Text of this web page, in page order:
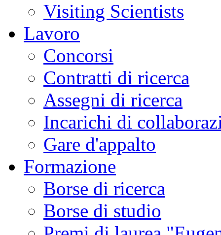
Visiting Scientists
Lavoro
Concorsi
Contratti di ricerca
Assegni di ricerca
Incarichi di
Gare d'appalto
Formazione
Borse di ricerca
Borse di studio